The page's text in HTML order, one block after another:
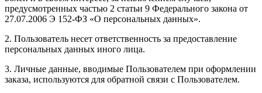
предусмотренных частью 2 статьи 9 Федерального закона от
27.07.2006 Э 152-ФЗ «О персональных данных».
2. Пользователь несет ответственность за предоставление
персональных данных иного лица.
3. Личные данные, вводимые Пользователем при оформлении
заказа, используются для обратной связи с Пользователем.